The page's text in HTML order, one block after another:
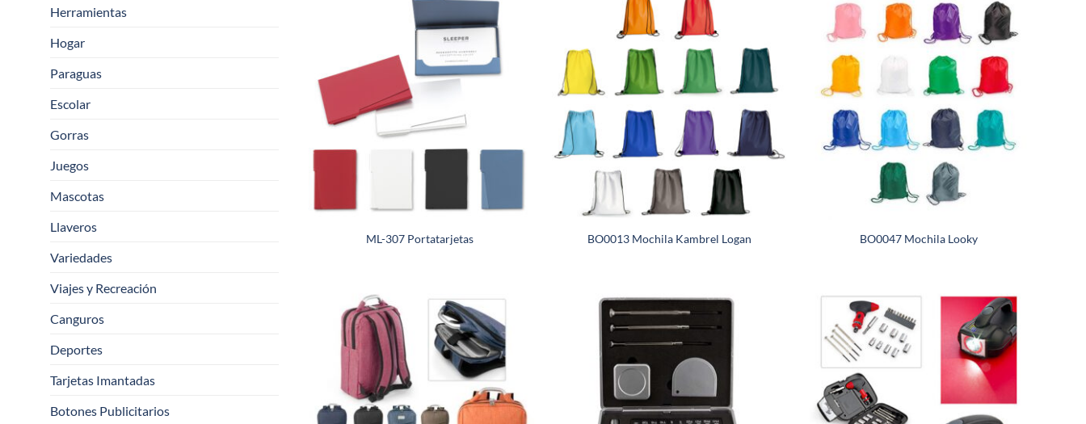
Herramientas
Hogar
Paraguas
Escolar
Gorras
Juegos
Mascotas
Llaveros
Variedades
Viajes y Recreación
Canguros
Deportes
Tarjetas Imantadas
Botones Publicitarios
ML-307 Portatarjetas BO0013 Mochila Kambrel Logan BO0047 Mochila Looky